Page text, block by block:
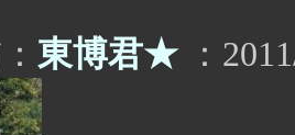
東博君★：